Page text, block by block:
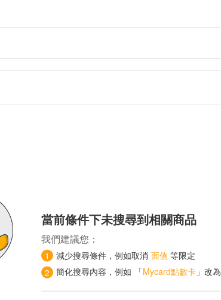
當前條件下未搜尋到相關商品
我們建議您：
1 減少搜尋條件，例如取消 面值 等限定
2 簡化搜尋內容，例如 「Mycard點數卡 」改為